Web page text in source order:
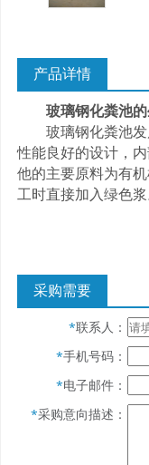
产品详情
玻璃钢化粪池
玻璃钢化粪池发
性能良好的设计，
他的主要原料为有
工时直接加入绿色
采购需要
*联系人：
*手机号码：
*电子邮件：
*采购意向描述：